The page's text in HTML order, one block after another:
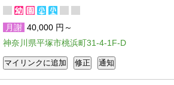
月謝 40,000 円～
神奈川県平塚市桃浜町31-4-1F-D